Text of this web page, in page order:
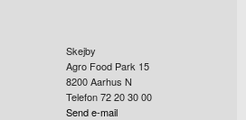
Skejby
Agro Food Park 15
8200Aarhus N
Telefon 72 20 30 00
Send e-mail